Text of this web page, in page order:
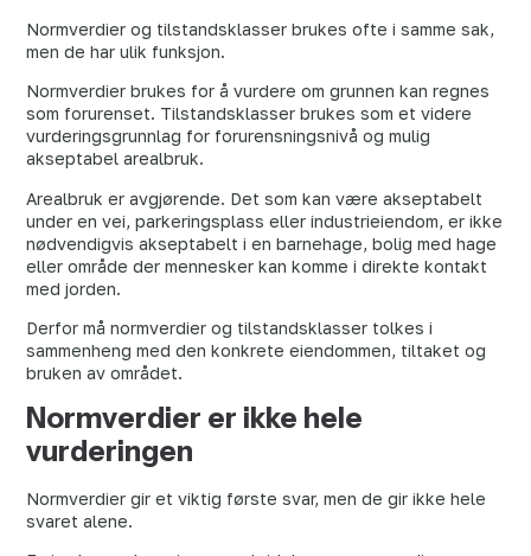
Normverdier og tilstandsklasser brukes ofte i samme sak,
men de har ulik funksjon.
Normverdier brukes for å vurdere om grunnen kan regnes
som forurenset. Tilstandsklasser brukes som et videre
vurderingsgrunnlag for forurensningsnivå og mulig
akseptabel arealbruk.
Arealbruk er avgjørende. Det som kan være akseptabelt
under en vei, parkeringsplass eller industrieiendom, er ikke
nødvendigvis akseptabelt i en barnehage, bolig med hage
eller område der mennesker kan komme i direkte kontakt
med jorden.
Derfor må normverdier og tilstandsklasser tolkes i
sammenheng med den konkrete eiendommen, tiltaket og
bruken av området.
Normverdier er ikke hele
vurderingen
Normverdier gir et viktig første svar, men de gir ikke hele
svaret alene.